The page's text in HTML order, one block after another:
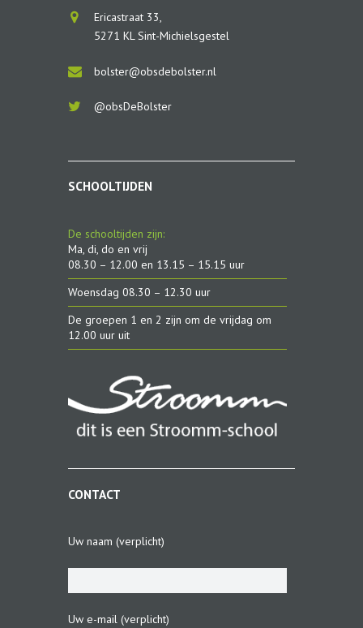
Ericastraat 33,
5271 KL Sint-Michielsgestel
bolster@obsdebolster.nl
@obsDeBolster
SCHOOLTIJDEN
De schooltijden zijn:
Ma, di, do en vrij
08.30 – 12.00 en 13.15 – 15.15 uur
Woensdag 08.30 – 12.30 uur
De groepen 1 en 2 zijn om de vrijdag om
12.00 uur uit
CONTACT
Uw naam (verplicht)
Uw e-mail (verplicht)